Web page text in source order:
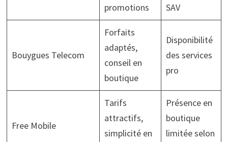
promotions
SAV
Bouygues Telecom
Forfaits
adaptés,
conseil en
boutique
Disponibilité
des services
pro
Free Mobile
Tarifs
attractifs,
simplicité en
Présence en
boutique
limitée selon